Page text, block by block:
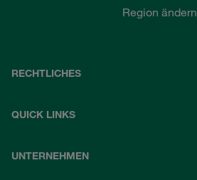
Region ändern
RECHTLICHES
QUICK LINKS
UNTERNEHMEN